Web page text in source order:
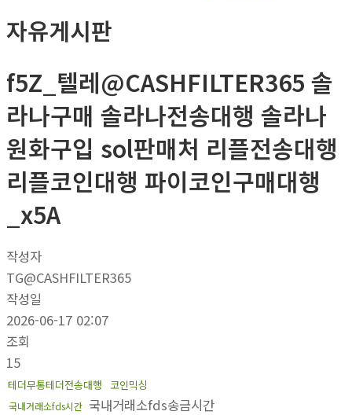
자유게시판
f5Z_텔레@CASHFILTER365 솔
라나구매 솔라나전송대행 솔라나
원화구입 sol판매처 리플전송대행
리플코인대행 파이코인구매대행
_x5A
작성자
TG@CASHFILTER365
작성일
2026-06-17 02:07
조회
15
테더무통테더전송대행 코인믹싱
국내거래소fds시간 국내거래소fds송금시간